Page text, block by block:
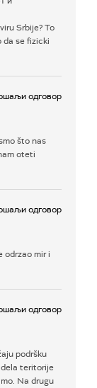
Srbije? To
da se fizicki
одговор
što nas
oteti
одговор
odrzao mir i
одговор
podršku
teritorije
Na drugu